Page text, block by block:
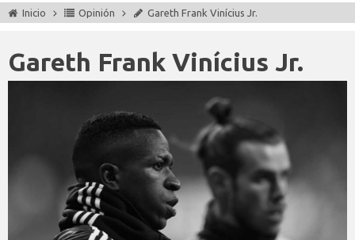
Inicio Opinión Gareth Frank Vinícius Jr.
Gareth Frank Vinícius Jr.